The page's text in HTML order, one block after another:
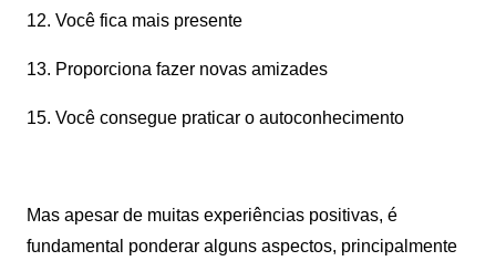
12. Você fica mais presente
13. Proporciona fazer novas amizades
15. Você consegue praticar o autoconhecimento
Mas apesar de muitas experiências positivas, é
fundamental ponderar alguns aspectos, principalmente